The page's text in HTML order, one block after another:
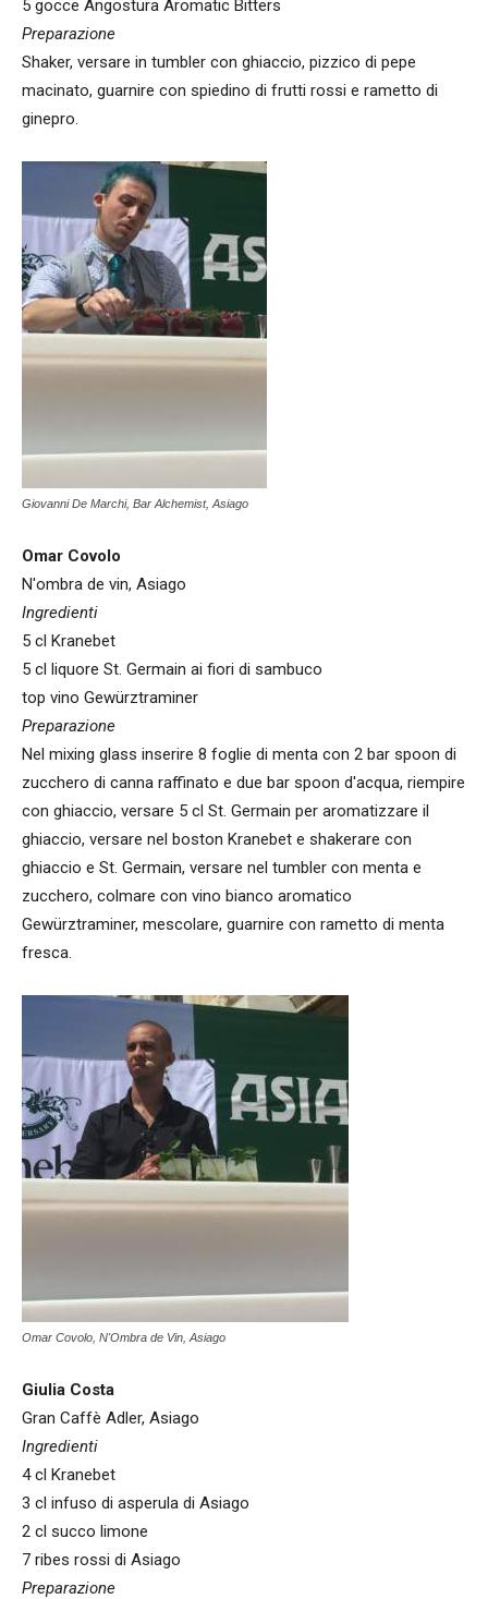
5 gocce Angostura Aromatic Bitters
Preparazione
Shaker, versare in tumbler con ghiaccio, pizzico di pepe
macinato, guarnire con spiedino di frutti rossi e rametto di
ginepro.
Giovanni De Marchi, Bar Alchemist, Asiago
Omar Covolo
N'ombra de vin, Asiago
Ingredienti
5 cl Kranebet
5 cl liquore St. Germain ai fiori di sambuco
top vino Gewürztraminer
Preparazione
Nel mixing glass inserire 8 foglie di menta con 2 bar spoon di
zucchero di canna raffinato e due bar spoon d'acqua, riempire
con ghiaccio, versare 5 cl St. Germain per aromatizzare il
ghiaccio, versare nel boston Kranebet e shakerare con
ghiaccio e St. Germain, versare nel tumbler con menta e
zucchero, colmare con vino bianco aromatico
Gewürztraminer, mescolare, guarnire con rametto di menta
fresca.
Omar Covolo, N'Ombra de Vin, Asiago
Giulia Costa
Gran Caffè Adler, Asiago
Ingredienti
4 cl Kranebet
3 cl infuso di asperula di Asiago
2 cl succo limone
7 ribes rossi di Asiago
Preparazione